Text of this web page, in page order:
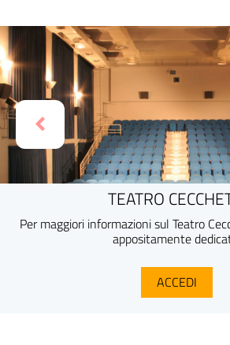
TEATRO
Per maggiori informazioni sul Teatro
appositamente
ACCEDI